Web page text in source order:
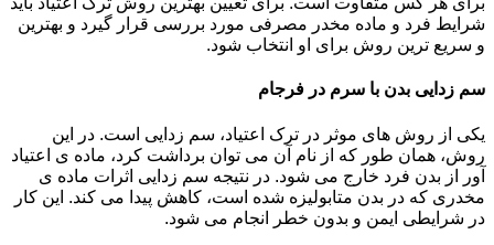
شرایط فرد و ماده مخدر مصرفی مورد بررسی قرار گیرد و بهترین
و سریع ترین روش برای او انتخاب شود.
سم زدایی بدن با سرم در فرجام
یکی از روش های موثر در ترک اعتیاد، سم زدایی است. در این
روش، همان طور که از نام آن می توان برداشت کرد، ماده ی اعتیاد
آور از بدن فرد خارج می شود. در نتیجه سم زدایی اثرات ماده ی
مخدری که در بدن متابولیزه شده است، کاهش پیدا می کند. این کار
در شرایطی ایمن و بدون خطر انجام می شود.